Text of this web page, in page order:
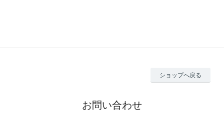
ショップへ戻る
お問い合わせ